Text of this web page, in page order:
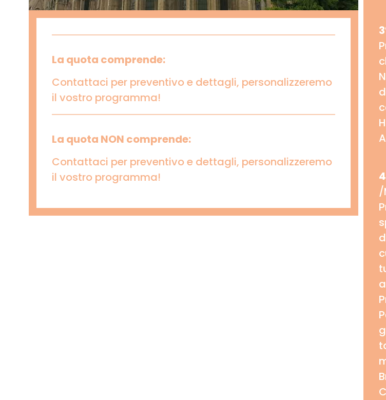
La quota comprende:
Contattaci per preventivo e dettagli, personalizzeremo
il vostro programma!
La quota NON comprende:
Contattaci per preventivo e dettagli, personalizzeremo
il vostro programma!
/